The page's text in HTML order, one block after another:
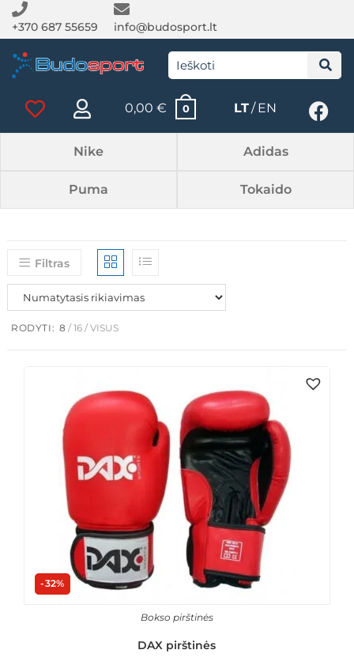
+370 687 55659 info@budosport.lt
0,00€ 0 LT EN
Nike Adidas
Puma Tokaido
Filtras
RODYTI: 8 16 VISUS
-32%
Bokso pirštinės
DAX pirštinės